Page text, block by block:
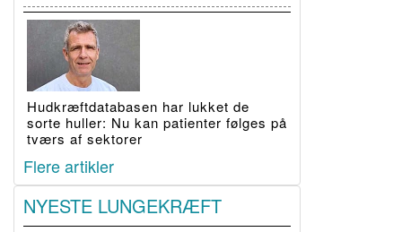
Hudkræftdatabasen har lukket de
sorte huller: Nu kan patienter følges på
tværs af sektorer
Flere artikler
NYESTE LUNGEKRÆFT